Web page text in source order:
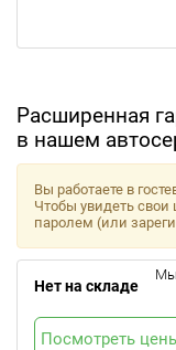
Расширенная
в нашем
Вы работаете в
Чтобы увидеть
паролем (или
Нет на складе
Мы
Посмотреть